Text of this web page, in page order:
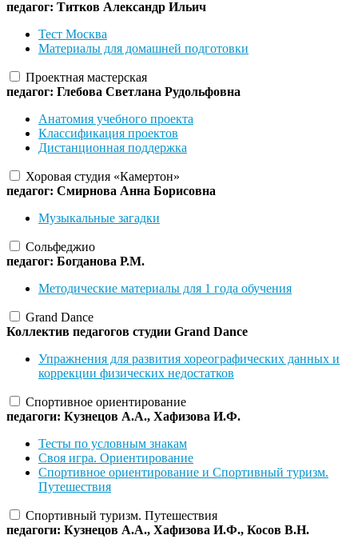
педагог: Титков Александр Ильич
Тест Москва
Материалы для домашней подготовки
Проектная мастерская
педагог: Глебова Светлана Рудольфовна
Анатомия учебного проекта
Классификация проектов
Дистанционная поддержка
Хоровая студия «Камертон»
педагог: Смирнова Анна Борисовна
Музыкальные загадки
Сольфеджио
педагог: Богданова Р.М.
Методические материалы для 1 года обучения
Grand Dance
Коллектив педагогов студии Grand Dance
Упражнения для развития хореографических данных и
коррекции физических недостатков
Спортивное ориентирование
педагоги: Кузнецов А.А., Хафизова И.Ф.
Тесты по условным знакам
Своя игра. Ориентирование
Спортивное ориентирование и Спортивный туризм.
Путешествия
Спортивный туризм. Путешествия
педагоги: Кузнецов А.А., Хафизова И.Ф., Косов В.Н.